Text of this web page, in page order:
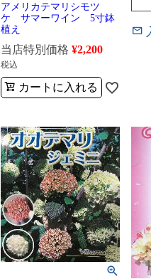
アメリカテマリシモツ
ケ サマーワイン 5寸鉢
植え
当店特別価格 ¥2,200
税込
カートに入れる